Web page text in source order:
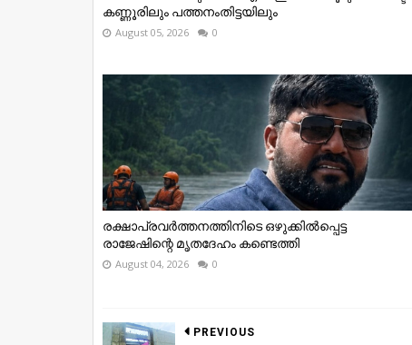
കണ്ണൂരിലും പത്തനംതിട്ടയിലും
August 05, 2026 0
രക്ഷാപ്രവര്‍ത്തനത്തിനിടെ ഒഴുക്കില്‍പ്പെട്ട
രാജേഷിന്റെ മൃതദേഹം കണ്ടെത്തി
August 04, 2026 0
PREVIOUS